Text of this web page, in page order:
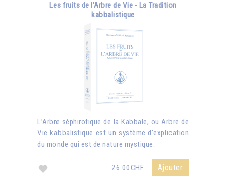
Les fruits de l'Arbre de Vie - La Tradition
kabbalistique
L’Arbre séphirotique de la Kabbale, ou Arbre de
Vie kabbalistique est un système d’explication
du monde qui est de nature mystique.
26.00CHF Ajouter